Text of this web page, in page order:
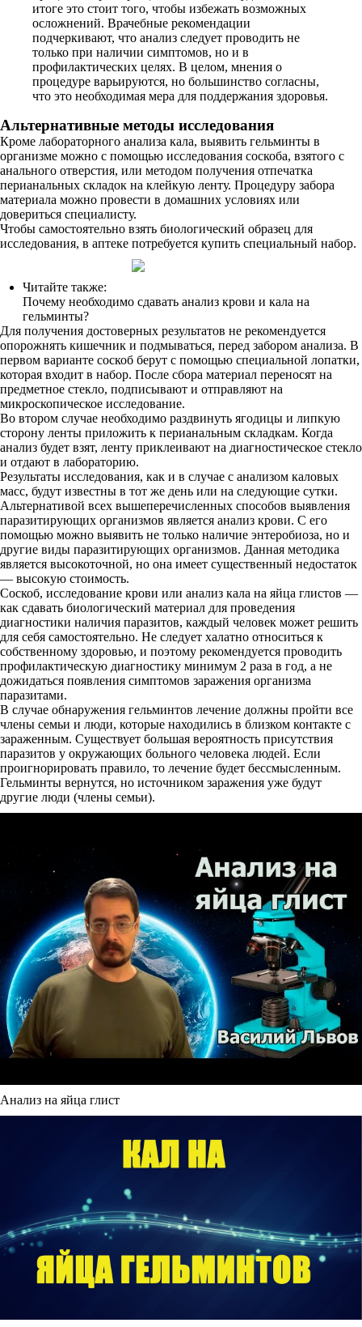
итоге это стоит того, чтобы избежать возможных
осложнений. Врачебные рекомендации
подчеркивают, что анализ следует проводить не
только при наличии симптомов, но и в
профилактических целях. В целом, мнения о
процедуре варьируются, но большинство согласны,
что это необходимая мера для поддержания здоровья.
Альтернативные методы исследования
Кроме лабораторного анализа кала, выявить гельминты в
организме можно с помощью исследования соскоба, взятого с
анального отверстия, или методом получения отпечатка
перианальных складок на клейкую ленту. Процедуру забора
материала можно провести в домашних условиях или
довериться специалисту.
Чтобы самостоятельно взять биологический образец для
исследования, в аптеке потребуется купить специальный набор.
Читайте также:
Почему необходимо сдавать анализ крови и кала на
гельминты?
Для получения достоверных результатов не рекомендуется
опорожнять кишечник и подмываться, перед забором анализа. В
первом варианте соскоб берут с помощью специальной лопатки,
которая входит в набор. После сбора материал переносят на
предметное стекло, подписывают и отправляют на
микроскопическое исследование.
Во втором случае необходимо раздвинуть ягодицы и липкую
сторону ленты приложить к перианальным складкам. Когда
анализ будет взят, ленту приклеивают на диагностическое стекло
и отдают в лабораторию.
Результаты исследования, как и в случае с анализом каловых
масс, будут известны в тот же день или на следующие сутки.
Альтернативой всех вышеперечисленных способов выявления
паразитирующих организмов является анализ крови. С его
помощью можно выявить не только наличие энтеробиоза, но и
другие виды паразитирующих организмов. Данная методика
является высокоточной, но она имеет существенный недостаток
— высокую стоимость.
Соскоб, исследование крови или анализ кала на яйца глистов —
как сдавать биологический материал для проведения
диагностики наличия паразитов, каждый человек может решить
для себя самостоятельно. Не следует халатно относиться к
собственному здоровью, и поэтому рекомендуется проводить
профилактическую диагностику минимум 2 раза в год, а не
дожидаться появления симптомов заражения организма
паразитами.
В случае обнаружения гельминтов лечение должны пройти все
члены семьи и люди, которые находились в близком контакте с
зараженным. Существует большая вероятность присутствия
паразитов у окружающих больного человека людей. Если
проигнорировать правило, то лечение будет бессмысленным.
Гельминты вернутся, но источником заражения уже будут
другие люди (члены семьи).
Анализ на яйца глист